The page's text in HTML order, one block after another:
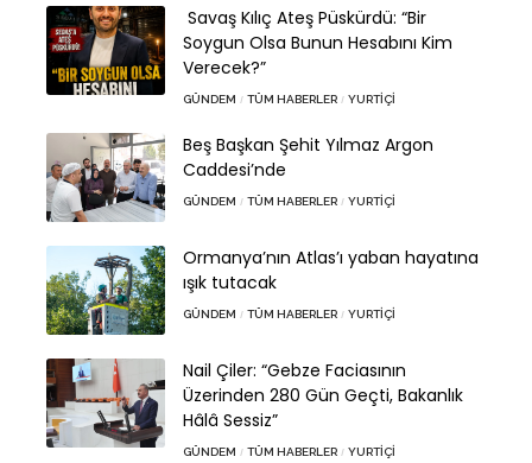
Savaş Kılıç Ateş Püskürdü: “Bir
Soygun Olsa Bunun Hesabını Kim
Verecek?”
GÜNDEM TÜM HABERLER YURTIÇI
Beş Başkan Şehit Yılmaz Argon
Caddesi’nde
GÜNDEM TÜM HABERLER YURTIÇI
Ormanya’nın Atlas’ı yaban hayatına
ışık tutacak
GÜNDEM TÜM HABERLER YURTIÇI
Nail Çiler: “Gebze Faciasının
Üzerinden 280 Gün Geçti, Bakanlık
Hâlâ Sessiz”
GÜNDEM TÜM HABERLER YURTIÇI